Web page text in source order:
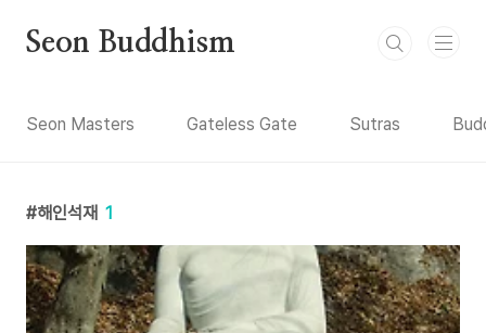
Seon Buddhism
Seon Masters Gateless Gate Sutras
해인석재 1